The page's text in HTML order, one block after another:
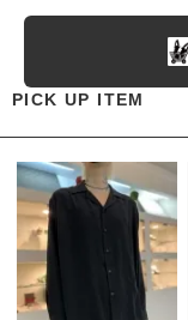
PICK UP ITEM